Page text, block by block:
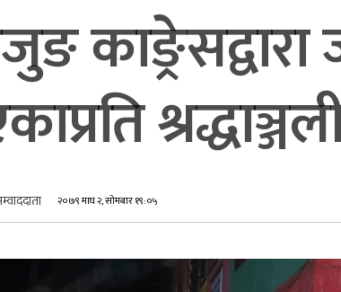
२०७९ माघ २, सोमबार १९:०५